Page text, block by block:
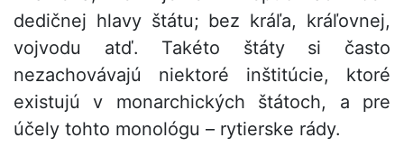
dedičnej hlavy štátu; bez kráľa, kráľovnej,
vojvodu atď. Takéto štáty si často
nezachovávajú niektoré inštitúcie, ktoré
existujú v monarchických štátoch, a pre
účely tohto monológu – rytierske rády.